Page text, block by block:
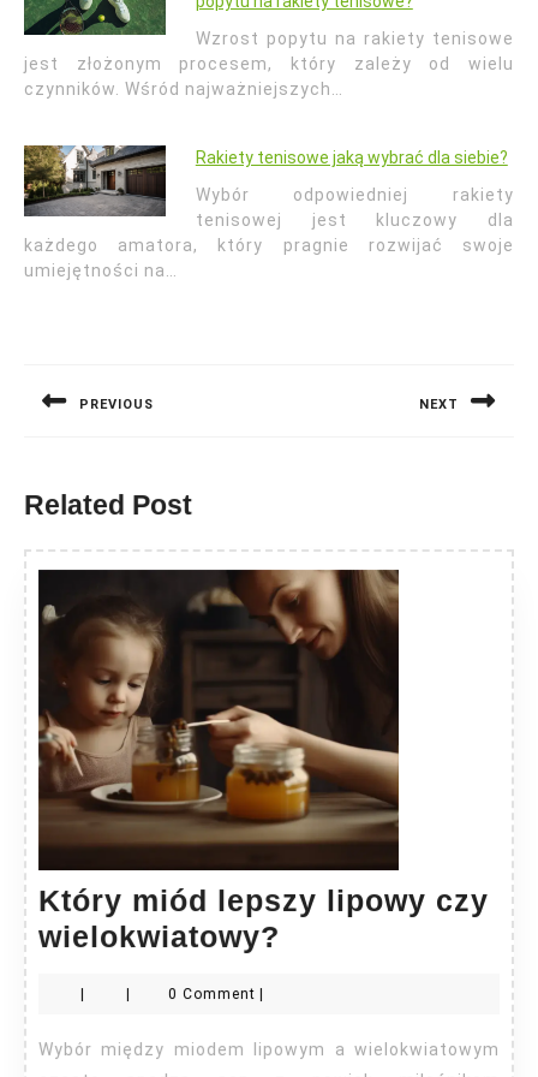
Wzrost popytu na rakiety tenisowe
jest złożonym procesem, który zależy od wielu
czynników. Wśród najważniejszych…
Rakiety tenisowe jaką wybrać dla siebie?
Wybór odpowiedniej rakiety
tenisowej jest kluczowy dla
każdego amatora, który pragnie rozwijać swoje
umiejętności na…
PREVIOUS NEXT
Related Post
Który miód lepszy lipowy czy
wielokwiatowy?
lipowy
0 Comment
Wybór między miodem lipowym a wielokwiatowym